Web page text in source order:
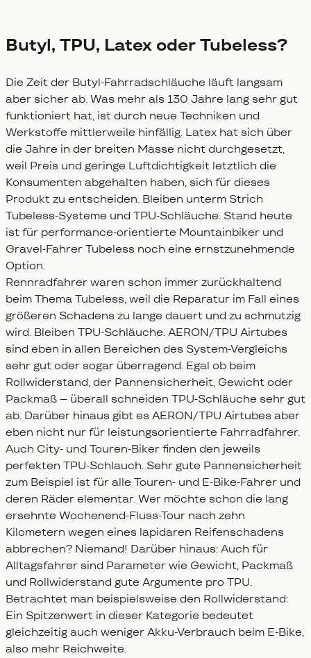
Butyl, TPU, Latex oder Tubeless?
Die Zeit der Butyl-Fahrradschläuche läuft langsam
aber sicher ab. Was mehr als 130 Jahre lang sehr gut
funktioniert hat, ist durch neue Techniken und
Werkstoffe mittlerweile hinfällig. Latex hat sich über
die Jahre in der breiten Masse nicht durchgesetzt,
weil Preis und geringe Luftdichtigkeit letztlich die
Konsumenten abgehalten haben, sich für dieses
Produkt zu entscheiden. Bleiben unterm Strich
Tubeless-Systeme und TPU-Schläuche. Stand heute
ist für performance-orientierte Mountainbiker und
Gravel-Fahrer Tubeless noch eine ernstzunehmende
Option.
Rennradfahrer waren schon immer zurückhaltend
beim Thema Tubeless, weil die Reparatur im Fall eines
größeren Schadens zu lange dauert und zu schmutzig
wird. Bleiben TPU-Schläuche. AERON/TPU Airtubes
sind eben in allen Bereichen des System-Vergleichs
sehr gut oder sogar überragend. Egal ob beim
Rollwiderstand, der Pannensicherheit, Gewicht oder
Packmaß – überall schneiden TPU-Schläuche sehr gut
ab. Darüber hinaus gibt es AERON/TPU Airtubes aber
eben nicht nur für leistungsorientierte Fahrradfahrer.
Auch City- und Touren-Biker finden den jeweils
perfekten TPU-Schlauch. Sehr gute Pannensicherheit
zum Beispiel ist für alle Touren- und E-Bike-Fahrer und
deren Räder elementar. Wer möchte schon die lang
ersehnte Wochenend-Fluss-Tour nach zehn
Kilometern wegen eines lapidaren Reifenschadens
abbrechen? Niemand! Darüber hinaus: Auch für
Alltagsfahrer sind Parameter wie Gewicht, Packmaß
und Rollwiderstand gute Argumente pro TPU.
Betrachtet man beispielsweise den Rollwiderstand:
Ein Spitzenwert in dieser Kategorie bedeutet
gleichzeitig auch weniger Akku-Verbrauch beim E-Bike,
also mehr Reichweite.